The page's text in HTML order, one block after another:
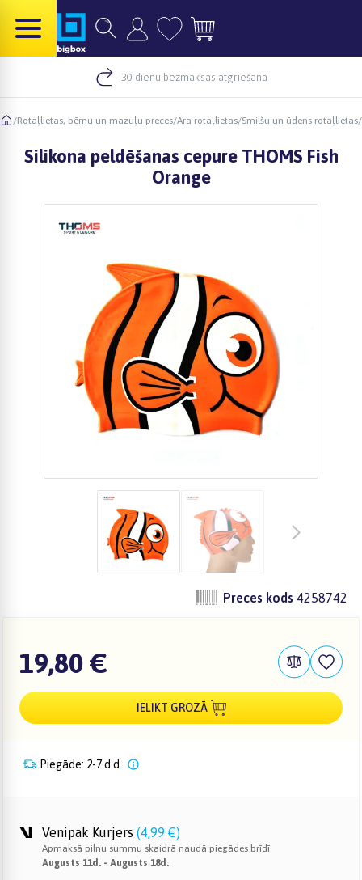
30 dienu bezmaksas atgriešana
/Rotaļlietas, bērnu un mazuļu preces/Āra rotaļlietas/Smilšu un ūdens rotaļlietas/
Silikona peldēšanas cepure THOMS Fish
Orange
Preces kods 4258742
19,80 €
IELIKT GROZĀ
Piegāde: 2-7 d.d.
Venipak Kurjers (4,99 €)
Apmaksā pilnu summu skaidrā naudā piegādes brīdī.
Augusts 11d. - Augusts 18d.